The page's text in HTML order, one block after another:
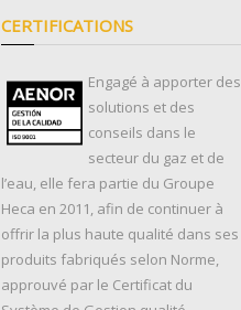
CERTIFICATIONS
Engagé à apporter des
solutions et des
conseils dans le
secteur du gaz et de
l’eau, elle fera partie du Groupe
Heca en 2011, afin de continuer à
offrir la plus haute qualité dans ses
produits fabriqués selon Norme,
approuvé par le Certificat du